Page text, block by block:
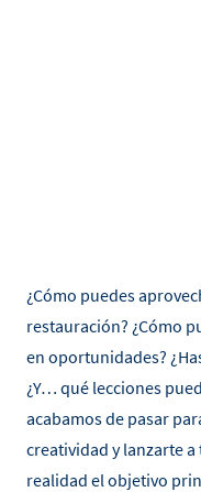
¿Cómo puedes
restauración? ¿Cómo
en oportunidades?
¿Y… qué lecciones
acabamos de pasar
creatividad y lanzarte a
realidad el objetivo